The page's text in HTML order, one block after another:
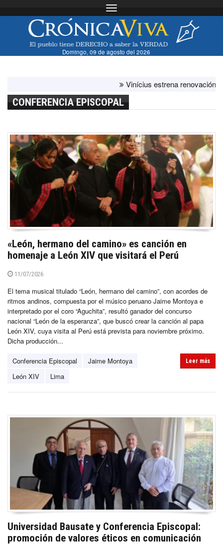
Toggle navigation
Domingo, 09 de agosto del 2026
Vinícius estrena renovación con
CONFERENCIA EPISCOPAL
«León, hermano del camino» es canción en
homenaje a León XIV que visitará el Perú
11/07/2026
El tema musical titulado “León, hermano del camino”, con acordes de
ritmos andinos, compuesta por el músico peruano Jaime Montoya e
interpretado por el coro “Aguchita”, resultó ganador del concurso
nacional “León de la esperanza”, que buscó crear la canción al papa
León XIV, cuya visita al Perú está prevista para noviembre próximo.
Dicha producción...
Conferencia Episcopal
Jaime Montoya
León XIV
Lima
Leer más
Universidad Bausate y Conferencia Episcopal:
promoción de valores éticos en comunicación